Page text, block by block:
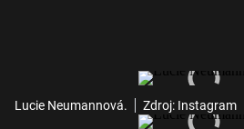
Lucie Neumannová. Zdroj: Instagram